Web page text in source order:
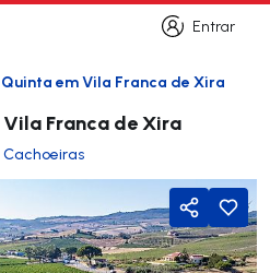
Entrar
Entrar
em Vila Franca de Xira
Franca de Xira
Partilhar